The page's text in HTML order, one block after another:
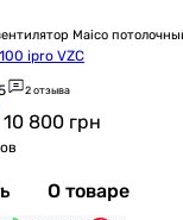
Maico
ipro VZC
2 отзыва
10 800 грн
О товаре